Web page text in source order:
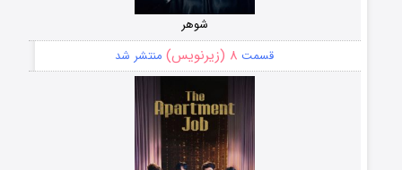
شوهر
قسمت ۸ (زیرنویس) منتشر شد